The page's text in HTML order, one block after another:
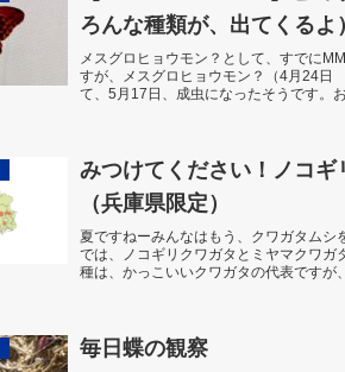
ろんな種類が、出てくるよ）
メスグロヒョウモン？として、すでに
すが、メスグロヒョウモン？（4月24
て、5月17日、成虫になったそうです
みつけてください！ノコ
（兵庫県限定）
夏ですねーみんなはもう、クワガタムシ
では、ノコギリクワガタとミヤマクワガ
種は、かっこいいクワガタの代表ですが
毎日蝶の観察